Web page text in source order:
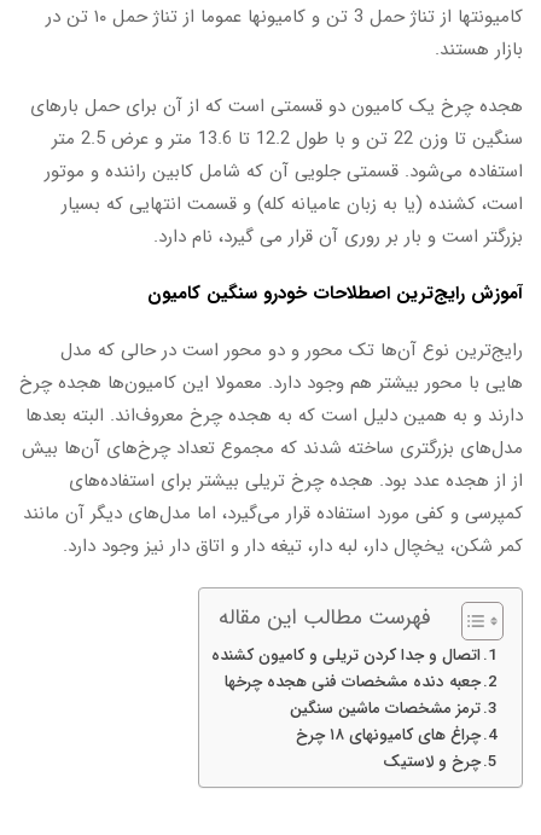
کامیونتها از تناژ حمل 3 تن و کامیونها عموما از تناژ حمل ۱۰ تن در
بازار هستند.
هجده چرخ یک کامیون دو قسمتی است که از آن برای حمل بار‌های
سنگین تا وزن 22 تن و با طول 12.2 تا 13.6 متر و عرض 2.5 متر
استفاده می‌شود. قسمتی جلویی آن که شامل کابین راننده و موتور
است، کشنده (یا به زبان عامیانه کله) و قسمت انتهایی که بسیار
بزرگتر است و بار بر روری آن قرار می گیرد، نام دارد.
آموزش رایج‌ترین اصطلاحات خودرو سنگین کامیون
رایج‌ترین نوع آن‌ها تک محور و دو محور است در حالی که مدل
هایی با محور بیشتر هم وجود دارد. معمولا این کامیون‌ها هجده چرخ
دارند و به همین دلیل است که به هجده چرخ معروف‌اند. البته بعد‌ها
مدل‌های بزرگتری ساخته شدند که مجموع تعداد چرخ‌های آن‌ها بیش
از از هجده عدد بود. هجده چرخ تریلی بیشتر برای استفاده‌های
کمپرسی و کفی مورد استفاده قرار می‌گیرد، اما مدل‌های دیگر آن مانند
کمر شکن، یخچال دار، لبه دار، تیغه دار و اتاق دار نیز وجود دارد.
فهرست مطالب این مقاله
اتصال و جدا کردن تریلی و کاميون کشنده
جعبه دنده مشخصات فنی هجده چرخها
ترمز مشخصات ماشین سنگین
چراغ های کامیونهای ۱۸ چرخ
چرخ و لاستیک